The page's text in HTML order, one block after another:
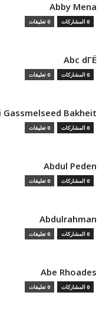
Abby Mena
0 المشاركات 0 تعليقات
Abc dГЁ
0 المشاركات 0 تعليقات
Bakheit
0 المشاركات 0 تعليقات
Abdul Peden
0 المشاركات 0 تعليقات
Abdulrahman
0 المشاركات 0 تعليقات
Abe Rhoades
0 المشاركات 0 تعليقات